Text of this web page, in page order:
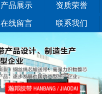
产品展示 资质荣誉
在线留言 联系我们